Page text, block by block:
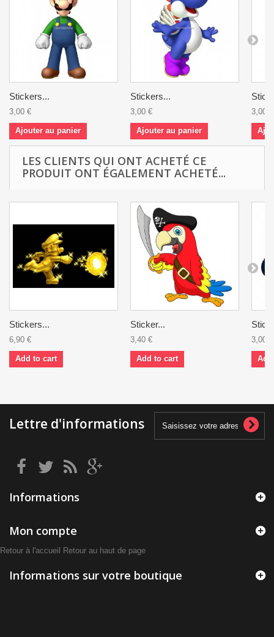
Stickers...
3,00 €
Ajouter au panier
Stickers...
3,00 €
Ajouter au panier
3,00 €
LES CLIENTS QUI ONT ACHETÉ CE
PRODUIT ONT ÉGALEMENT ACHETÉ...
Stickers...
6,90 €
Add to cart
Sticker...
3,40 €
Add to cart
3,00 €
Lettre d'informations
Informations
Mon compte
Retour à l'accueil Retour au haut de page
Informations sur votre boutique